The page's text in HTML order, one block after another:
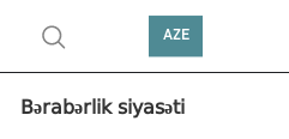
AZE
Bərabərlik siyasəti